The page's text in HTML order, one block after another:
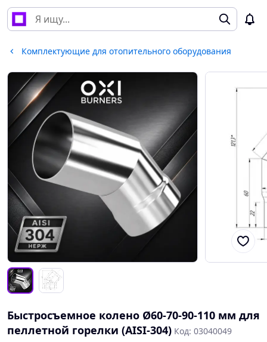
Комплектующие для отопительного оборудования
Быстросъемное колено Ø60-70-90-110 мм для
пеллетной горелки (AISI-304) Код: 03040049